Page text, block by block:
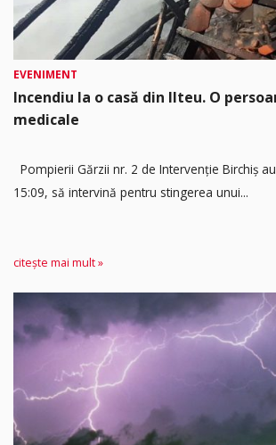
EVENIMENT
Incendiu la o casă din Ilteu. O
medicale
Pompierii Gărzii nr. 2 de Intervenție Birchiș
15:09, să intervină pentru stingerea unui...
citește mai mult »